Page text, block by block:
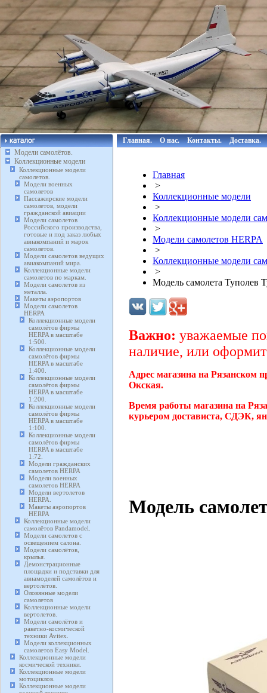
Модели самолётов.
Коллекционные модели
Коллекционные модели
самолетов.
Модели военных
самолетов
Пассажирские модели
самолетов, модели
гражданской авиации
Модели самолетов
Российского производства,
готовые и под заказ любых
авиакомпаний и марок
самолетов.
Модели самолетов ведущих
авиакомпаний мира.
Коллекционные модели
самолетов по маркам.
Модели самолетов из
металла.
Макеты аэропортов
Модели самолетов
HERPA
Коллекционные модели
самолётов фирмы
HERPA в масштабе
1:500.
Коллекционные модели
самолётов фирмы
HERPA в масштабе
1:400.
Коллекционные модели
самолётов фирмы
HERPA в масштабе
1:200.
Коллекционные модели
самолётов фирмы
HERPA в масштабе
1:100.
Коллекционные модели
самолётов фирмы
HERPA в масштабе
1:72.
Модели гражданских
самолетов HERPA
Модели военных
самолетов HERPA
Модели вертолетов
HERPA.
Макеты аэропортов
HERPA
Коллекционные модели
самолётов Pandamodel.
Модели самолетов с
освещением салона.
Модели самолётов,
крылья.
Демонстрационные
площадки и подставки для
авиамоделей самолётов и
вертолётов.
Оловянные модели
самолетов
Коллекционные модели
вертолетов.
Модели самолётов и
ракетно-космической
техники Avitex.
Модели коллекционных
самолетов Easy Model.
Коллекционные модели
космической техники.
Коллекционные модели
мотоциклов.
Коллекционные модели
Главная. О нас. Контакты. Доставка.
Главная
>
Коллекционные модели
>
Коллекционные модели
>
Модели самолетов HERPA
>
Коллекционные модели
>
Модель самолета Туполев
Важно: уважаемые
наличие, или
Адрес магазина на Рязанском
Окская.
Время работы магазина на
курьером достависта, СДЭК,
Модель